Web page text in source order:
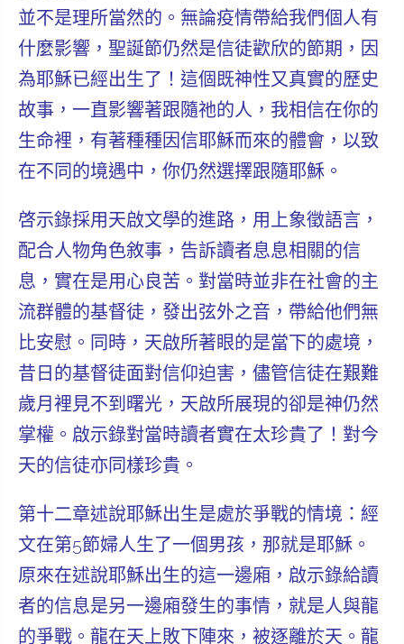
並不是理所當然的。無論疫情帶給我們個人有
什麼影響，聖誕節仍然是信徒歡欣的節期，因
為耶穌已經出生了！這個既神性又真實的歷史
故事，一直影響著跟隨祂的人，我相信在你的
生命裡，有著種種因信耶穌而來的體會，以致
在不同的境遇中，你仍然選擇跟隨耶穌。
啓示錄採用天啟文學的進路，用上象徵語言，
配合人物角色敘事，告訴讀者息息相關的信
息，實在是用心良苦。對當時並非在社會的主
流群體的基督徒，發出弦外之音，帶給他們無
比安慰。同時，天啟所著眼的是當下的處境，
昔日的基督徒面對信仰迫害，儘管信徒在艱難
歲月裡見不到曙光，天啟所展現的卻是神仍然
掌權。啟示錄對當時讀者實在太珍貴了！對今
天的信徒亦同樣珍貴。
第十二章述說耶穌出生是處於爭戰的情境：經
文在第5節婦人生了一個男孩，那就是耶穌。
原來在述說耶穌出生的這一邊廂，啟示錄給讀
者的信息是另一邊廂發生的事情，就是人與龍
的爭戰。龍在天上敗下陣來，被逐離於天。龍